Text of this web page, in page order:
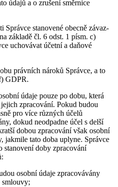
údajů a o zrušení směrnice
Správce stanovené obecně závaz­
základě čl. 6 odst. 1 písm. c)
uchovávat účetní a da­ňové
právních nároků Správce, a to
GDPR.
údaje pouze po dobu, která
zpracování. Pokud budou
pro více různých účelů
dokud neodpadne účel s delší
dobou zpracování však osobní
jakmile tato doba uplyne. Správce
stanovení doby zpracování
osobní údaje zpracovávány
smlouvy;